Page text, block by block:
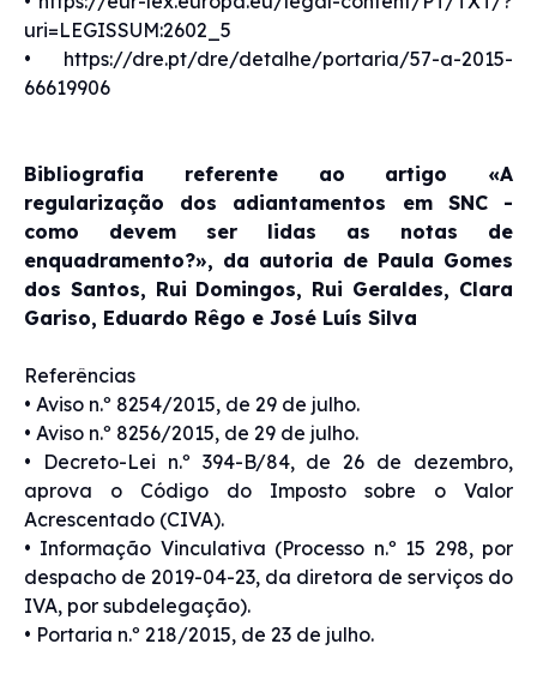
uri=LEGISSUM:2602_5
• https://dre.pt/dre/detalhe/portaria/57-a-2015-
66619906
Bibliografia referente ao artigo «A
regularização dos adiantamentos em SNC -
como devem ser lidas as notas de
enquadramento?», da autoria de Paula Gomes
dos Santos, Rui Domingos, Rui Geraldes, Clara
Gariso, Eduardo Rêgo e José Luís Silva
Referências
• Aviso n.º 8254/2015, de 29 de julho.
• Aviso n.º 8256/2015, de 29 de julho.
• Decreto-Lei n.º 394-B/84, de 26 de dezembro,
aprova o Código do Imposto sobre o Valor
Acrescentado (CIVA).
• Informação Vinculativa (Processo n.º 15 298, por
despacho de 2019-04-23, da diretora de serviços do
IVA, por subdelegação).
• Portaria n.º 218/2015, de 23 de julho.